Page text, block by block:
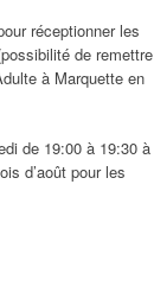
réceptionner les
de remettre
à Marquette en
de 19:00 à 19:30 à
d’août pour les